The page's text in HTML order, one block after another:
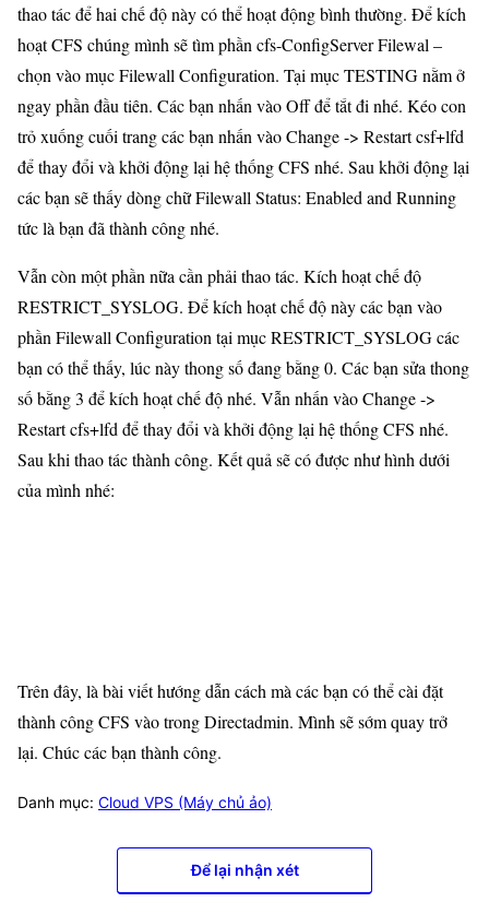
thao tác để hai chế độ này có thể hoạt động bình thường. Để kích
hoạt CFS chúng mình sẽ tìm phần cfs-ConfigServer Filewal –
chọn vào mục Filewall Configuration. Tại mục TESTING nằm ở
ngay phần đầu tiên. Các bạn nhấn vào Off để tắt đi nhé. Kéo con
trỏ xuống cuối trang các bạn nhấn vào Change -> Restart csf+lfd
để thay đổi và khởi động lại hệ thống CFS nhé. Sau khởi động lại
các bạn sẽ thấy dòng chữ Filewall Status: Enabled and Running
tức là bạn đã thành công nhé.
Vẫn còn một phần nữa cần phải thao tác. Kích hoạt chế độ
RESTRICT_SYSLOG. Để kích hoạt chế độ này các bạn vào
phần Filewall Configuration tại mục RESTRICT_SYSLOG các
bạn có thể thấy, lúc này thong số đang bằng 0. Các bạn sửa thong
số bằng 3 để kích hoạt chế độ nhé. Vẫn nhấn vào Change ->
Restart cfs+lfd để thay đổi và khởi động lại hệ thống CFS nhé.
Sau khi thao tác thành công. Kết quả sẽ có được như hình dưới
của mình nhé:
Trên đây, là bài viết hướng dẫn cách mà các bạn có thể cài đặt
thành công CFS vào trong Directadmin. Mình sẽ sớm quay trở
lại. Chúc các bạn thành công.
Danh mục: Cloud VPS (Máy chủ ảo)
Để lại nhận xét